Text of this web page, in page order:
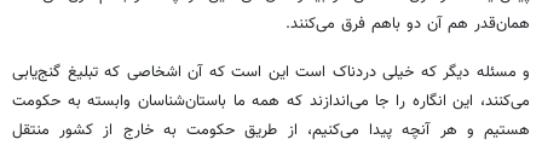
همان‌قدر هم آن دو باهم فرق می‌کنند.
و مسئله دیگر که خیلی دردناک است این است که آن اشخاصی که تبلیغ گنج‌یابی
می‌کنند، این انگاره را جا می‌اندازند که همه ما باستان‌شناسان وابسته به حکومت
هستیم و هر آنچه پیدا می‌کنیم، از طریق حکومت به خارج از کشور منتقل